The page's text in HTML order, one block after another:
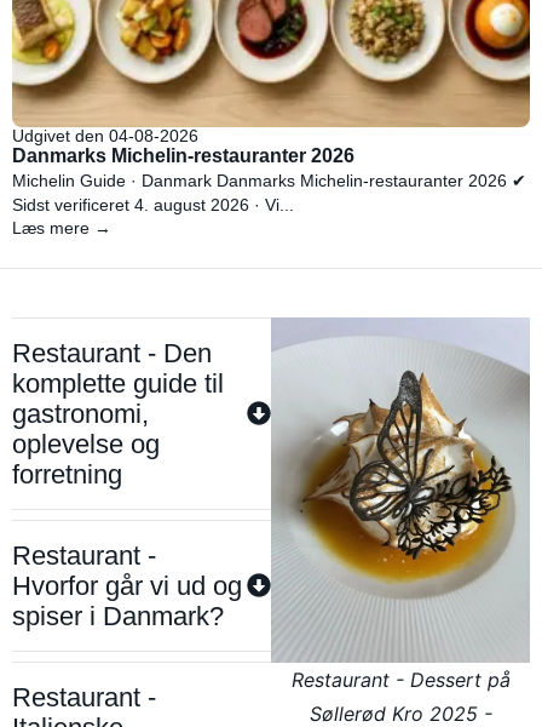
Udgivet den 04-08-2026
Danmarks Michelin-restauranter 2026
Michelin Guide · Danmark Danmarks Michelin-restauranter 2026 ✔
Sidst verificeret 4. august 2026 · Vi...
Læs mere →
Restaurant - Den
komplette guide til
gastronomi,
oplevelse og
forretning
Restaurant -
Hvorfor går vi ud og
spiser i Danmark?
Restaurant -
Restaurant - Dessert på
Søllerød Kro 2025 -